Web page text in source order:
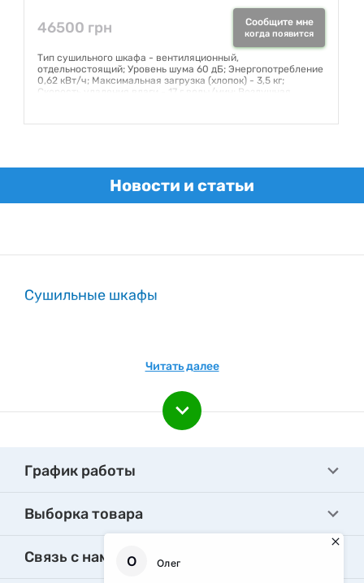
46500 грн Сообщите мне
когда появится
Тип сушильного шкафа - вентиляционный,
отдельностоящий; Уровень шума 60 дБ; Энергопотребление
0,62 кВт/ч; Максимальная загрузка (хлопок) - 3,5 кг;
Скорость удаления влаги - 17 г воды/мин; Воздушная
вентиляционного шланга - 100 см; Диаметр
Новости и статьи
Сушильные шкафы
Читать далее
График работы
Выборка товара
Связь с нами